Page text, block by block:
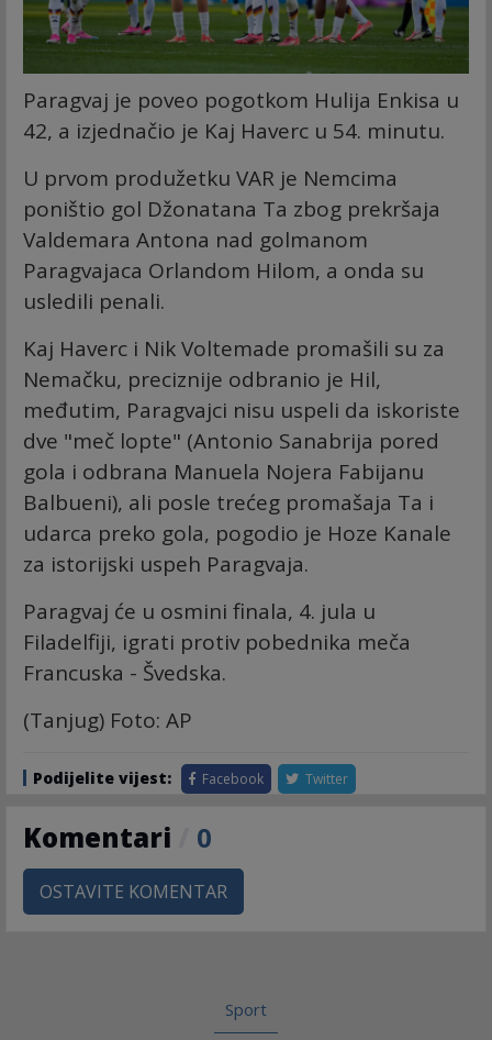
Paragvaj je poveo pogotkom Hulija Enkisa u
42, a izjednačio je Kaj Haverc u 54. minutu.
U prvom produžetku VAR je Nemcima
poništio gol Džonatana Ta zbog prekršaja
Valdemara Antona nad golmanom
Paragvajaca Orlandom Hilom, a onda su
usledili penali.
Kaj Haverc i Nik Voltemade promašili su za
Nemačku, preciznije odbranio je Hil,
međutim, Paragvajci nisu uspeli da iskoriste
dve "meč lopte" (Antonio Sanabrija pored
gola i odbrana Manuela Nojera Fabijanu
Balbueni), ali posle trećeg promašaja Ta i
udarca preko gola, pogodio je Hoze Kanale
za istorijski uspeh Paragvaja.
Paragvaj će u osmini finala, 4. jula u
Filadelfiji, igrati protiv pobednika meča
Francuska - Švedska.
(Tanjug) Foto: AP
Podijelite vijest: Facebook Twitter
Komentari 0
OSTAVITE KOMENTAR
Sport